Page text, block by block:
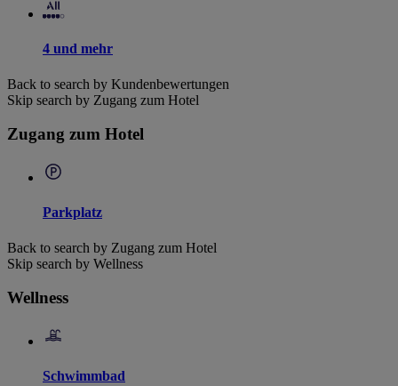
4 und mehr
Back to search by Kundenbewertungen
Skip search by Zugang zum Hotel
Zugang zum Hotel
Parkplatz
Back to search by Zugang zum Hotel
Skip search by Wellness
Wellness
Schwimmbad